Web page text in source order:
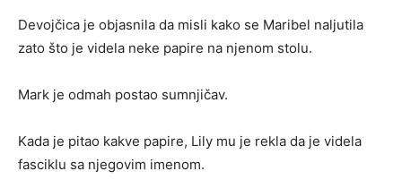
Devojčica je objasnila da misli kako se Maribel naljutila
zato što je videla neke papire na njenom stolu.
Mark je odmah postao sumnjičav.
Kada je pitao kakve papire, Lily mu je rekla da je videla
fasciklu sa njegovim imenom.